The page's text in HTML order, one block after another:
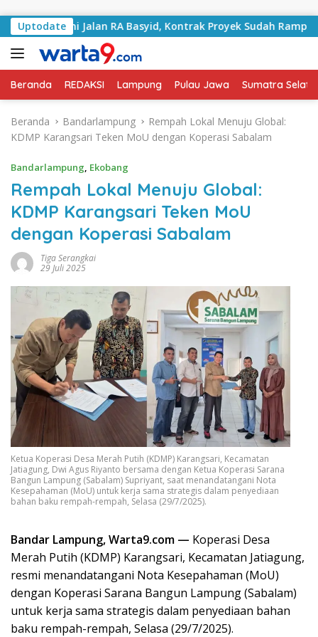
Uptodate
Jalan RA Basyid, Kontrak Proyek Sudah Rampung
Beranda REDAKSI Lampung Pulau Jawa Sumatra
Beranda Bandarlampung
Rempah Lokal Menuju Global:
KDMP Karangsari Teken MoU dengan Koperasi Sabalam
Bandarlampung, Ekobang
Rempah Lokal Menuju Global:
KDMP Karangsari Teken MoU
dengan Koperasi Sabalam
Tiga Serangkai
29 Juli 2025
Ketua Koperasi Desa Merah Putih (KDMP) Karangsari, Kecamatan
Jatiagung, Dwi Agus Riyanto bersama dengan Ketua Koperasi Sarana
Bangun Lampung (Sabalam) Supriyant, saat menandatangani Nota
Kesepahaman (MoU) untuk kerja sama strategis dalam penyediaan
bahan baku rempah-rempah, Selasa (29/7/2025).
Bandar Lampung, Warta9.com — Koperasi Desa
Merah Putih (KDMP) Karangsari, Kecamatan Jatiagung,
resmi menandatangani Nota Kesepahaman (MoU)
dengan Koperasi Sarana Bangun Lampung (Sabalam)
untuk kerja sama strategis dalam penyediaan bahan
baku rempah-rempah, Selasa (29/7/2025).